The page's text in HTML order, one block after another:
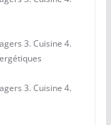
3. Cuisine 4.
3. Cuisine 4.